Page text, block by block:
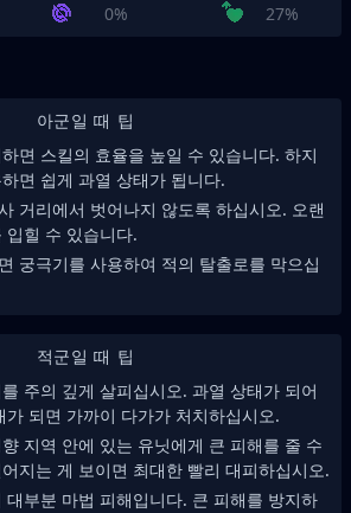
0% 27%
아군일 때 팁
면 스킬의 효율을 높일 수 있습니다. 하지
면 쉽게 과열 상태가 됩니다.
거리에서 벗어나지 않도록 하십시오. 오랜
힐 수 있습니다.
궁극기를 사용하여 적의 탈출로를 막으십
적군일 때 팁
주의 깊게 살피십시오. 과열 상태가 되어
되면 가까이 다가가 처치하십시오.
지역 안에 있는 유닛에게 큰 피해를 줄 수
지는 게 보이면 최대한 빨리 대피하십시오.
대부분 마법 피해입니다. 큰 피해를 방지하